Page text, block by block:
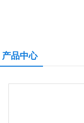
产品中心